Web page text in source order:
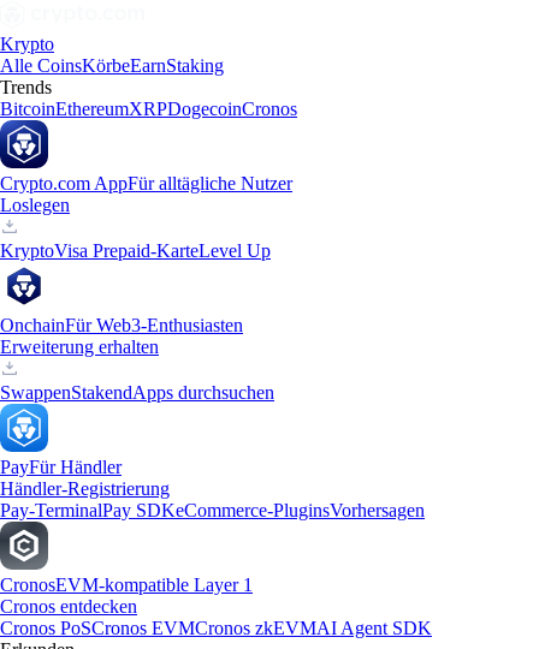
Krypto
Alle CoinsKörbeEarnStaking
Trends
BitcoinEthereumXRPDogecoinCronos
Crypto.com AppFür alltägliche Nutzer
Loslegen
KryptoVisa Prepaid-KarteLevel Up
OnchainFür Web3-Enthusiasten
Erweiterung erhalten
SwappenStakendApps durchsuchen
PayFür Händler
Händler-Registrierung
Pay-TerminalPay SDKeCommerce-PluginsVorhersagen
CronosEVM-kompatible Layer 1
Cronos entdecken
Cronos PoSCronos EVMCronos zkEVMAI Agent SDK